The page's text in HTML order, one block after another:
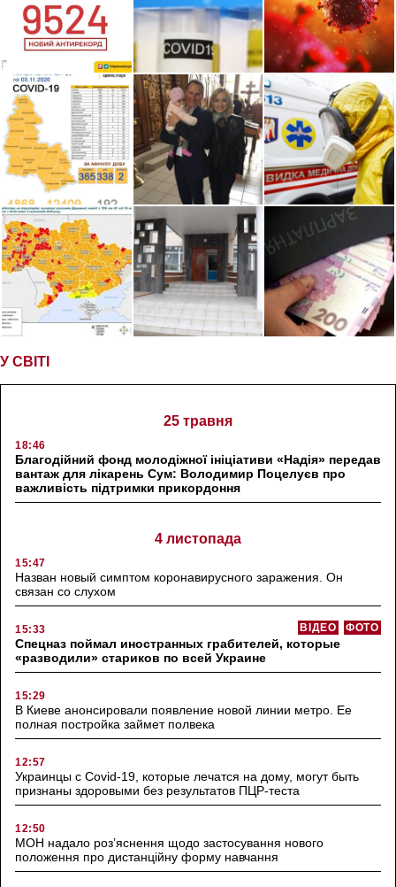
У СВІТІ
25 травня
18:46
Благодійний фонд молодіжної ініціативи «Надія» передав
вантаж для лікарень Сум: Володимир Поцелуєв про
важливість підтримки прикордоння
4 листопада
15:47
Назван новый симптом коронавирусного заражения. Он
связан со слухом
15:33 ФОТО
ВІДЕО
Спецназ поймал иностранных грабителей, которые
«разводили» стариков по всей Украине
15:29
В Киеве анонсировали появление новой линии метро. Ее
полная постройка займет полвека
12:57
Украинцы с Covid-19, которые лечатся на дому, могут быть
признаны здоровыми без результатов ПЦР-теста
12:50
МОН надало роз’яснення щодо застосування нового
положення про дистанційну форму навчання